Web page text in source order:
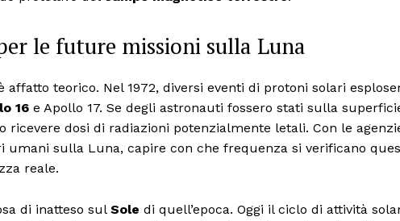
le future missioni sulla Luna
affatto teorico. Nel 1972, diversi eventi di protoni solari
16 e Apollo 17. Se degli astronauti fossero stati sulla
dosi di radiazioni potenzialmente letali. Con le
umani sulla Luna, capire con che frequenza si verificano
reale.
di inatteso sul Sole di quell’epoca. Oggi il ciclo di attività